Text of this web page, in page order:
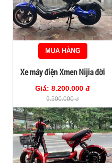
MUA HÀNG
Xe máy điện Xmen Nijia đời
Giá: 8.200.000 đ
9.500.000 đ